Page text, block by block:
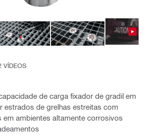
VÍDEOS
de carga fixador de gradil em
estrados de grelhas estreitas com
em ambientes altamente corrosivos